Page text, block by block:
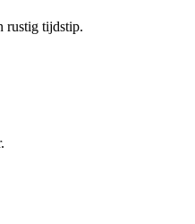
rustig tijdstip.